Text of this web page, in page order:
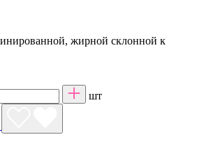
жирной склонной к
шт